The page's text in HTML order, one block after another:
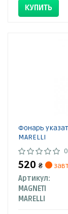
КУПИТЬ
Фонарь
MARELLI
520 ₴
Артикул:
MAGNETI
MARELLI